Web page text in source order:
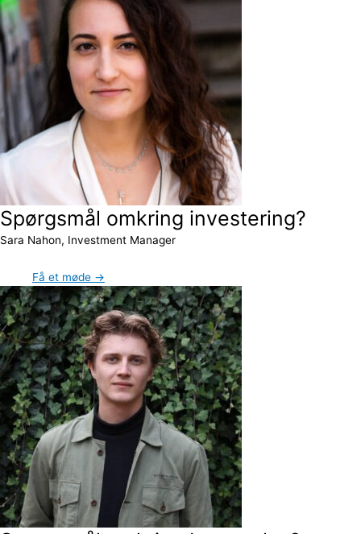
Spørgsmål omkring investering?
Sara Nahon, Investment Manager
Få et møde →